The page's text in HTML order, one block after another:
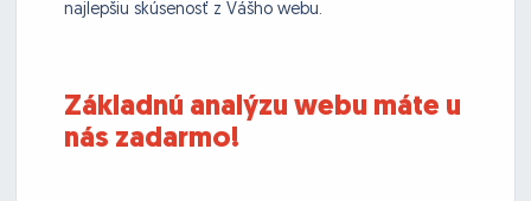
najlepšiu skúsenosť z Vášho webu.
Základnú analýzu webu máte u
nás zadarmo!